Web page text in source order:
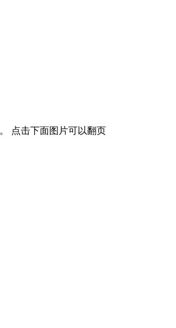
。 点击下面图片可以翻页